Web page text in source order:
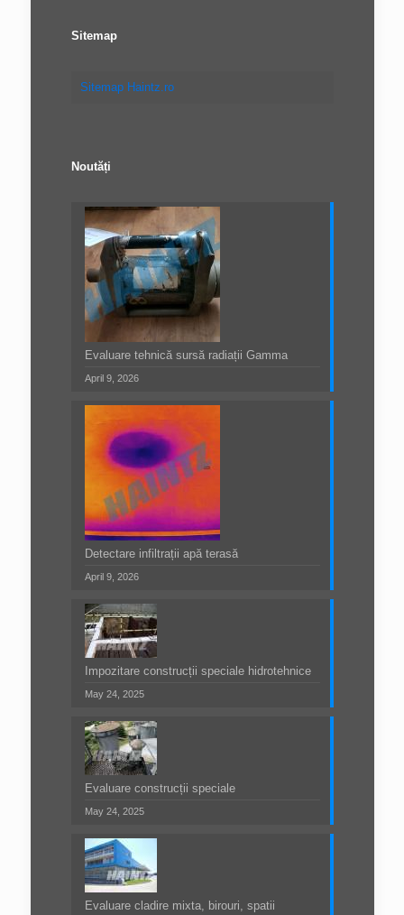
Sitemap
Sitemap Haintz.ro
Noutăți
Evaluare tehnică sursă radiații Gamma
April 9, 2026
Detectare infiltrații apă terasă
April 9, 2026
Impozitare construcții speciale hidrotehnice
May 24, 2025
Evaluare construcții speciale
May 24, 2025
Evaluare cladire mixta, birouri, spatii